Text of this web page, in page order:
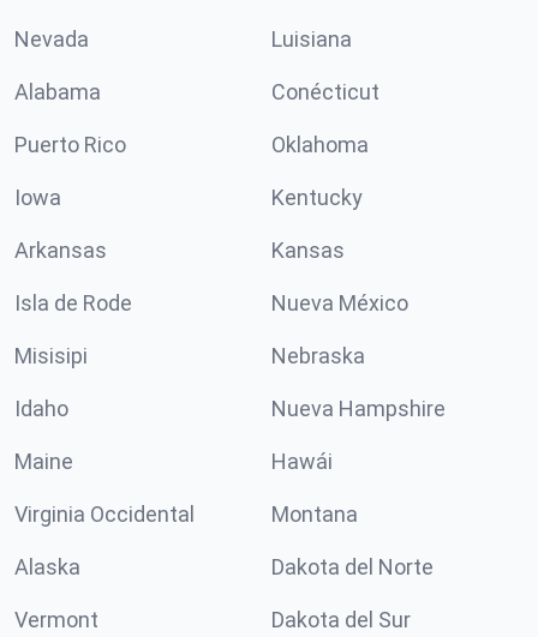
Nevada Luisiana
Alabama Conécticut
Puerto Rico Oklahoma
Iowa Kentucky
Arkansas Kansas
Isla de Rode Nueva México
Misisipi Nebraska
Idaho Nueva Hampshire
Maine Hawái
Virginia Occidental Montana
Alaska Dakota del Norte
Vermont Dakota del Sur